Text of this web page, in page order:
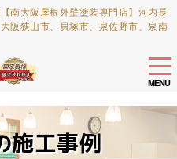
MENU
南大阪屋根外壁塗装専門店】河内長
阪狭山市、貝塚市、泉佐野市、泉南
施工事例